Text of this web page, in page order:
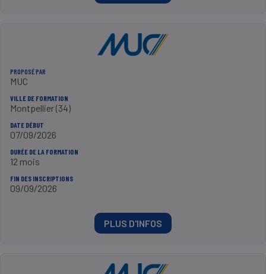
PROPOSÉ PAR
MUC
VILLE DE FORMATION
Montpellier (34)
DATE DÉBUT
07/09/2026
DURÉE DE LA FORMATION
12 mois
FIN DES INSCRIPTIONS
09/09/2026
PLUS D'INFOS